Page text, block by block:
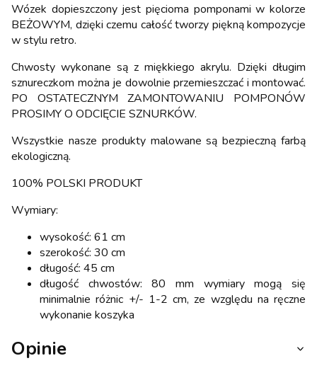
Wózek dopieszczony jest pięcioma pomponami w kolorze
BEŻOWYM, dzięki czemu całość tworzy piękną kompozycje
w stylu retro.
Chwosty wykonane są z miękkiego akrylu. Dzięki długim
sznureczkom można je dowolnie przemieszczać i montować.
PO OSTATECZNYM ZAMONTOWANIU POMPONÓW
PROSIMY O ODCIĘCIE SZNURKÓW.
Wszystkie nasze produkty malowane są bezpieczną farbą
ekologiczną.
100% POLSKI PRODUKT
Wymiary:
wysokość: 61 cm
szerokość: 30 cm
długość: 45 cm
długość chwostów: 80 mm wymiary mogą się
minimalnie różnic +/- 1-2 cm, ze względu na ręczne
wykonanie koszyka
Opinie